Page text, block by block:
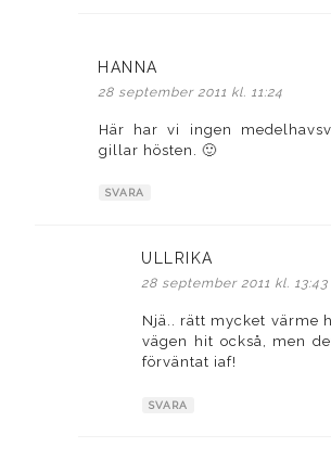
HANNA
28 september 2011 kl. 11:24
Här har vi ingen
gillar hösten. 🙂
SVARA
ULLRIKA
28 september 2011 kl. 13:43
Njä.. rätt mycket värme
vägen hit också, men
förväntat iaf!
SVARA